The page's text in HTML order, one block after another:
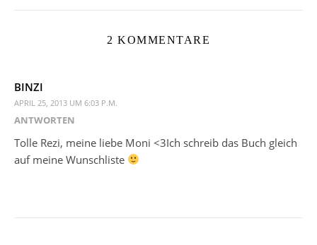
2 KOMMENTARE
BINZI
APRIL 25, 2013 UM 6:03 P.M.
ANTWORTEN
Tolle Rezi, meine liebe Moni <3Ich schreib das Buch gleich
auf meine Wunschliste